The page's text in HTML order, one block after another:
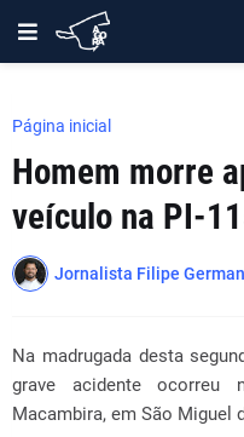
Página inicial
Homem morre
veículo na PI-
Jornalista Filipe
Na madrugada desta
grave acidente ocorreu
Macambira, em São Miguel